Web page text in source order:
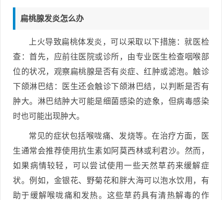
扁桃腺发炎怎么办
上火导致扁桃体发炎，可以采取以下措施：就医检
查：首先，应前往医院或诊所，由专业医生检查咽喉部
位的状况，观察扁桃腺是否有炎症、红肿或滤泡。触诊
下颌淋巴结：医生还会触诊下颌淋巴结，以判断是否有
肿大。淋巴结肿大可能是细菌感染的迹象，但病毒感染
时也可能出现肿大。
常见的症状包括喉咙痛、发烧等。在治疗方面，医
生通常会推荐使用抗生素如阿莫西林或利君沙。然而，
如果病情较轻，可以尝试使用一些天然草药来缓解症
状。例如，金银花、野菊花和胖大海可以泡水饮用，有
助于缓解喉咙痛和发热。这些草药具有清热解毒的作